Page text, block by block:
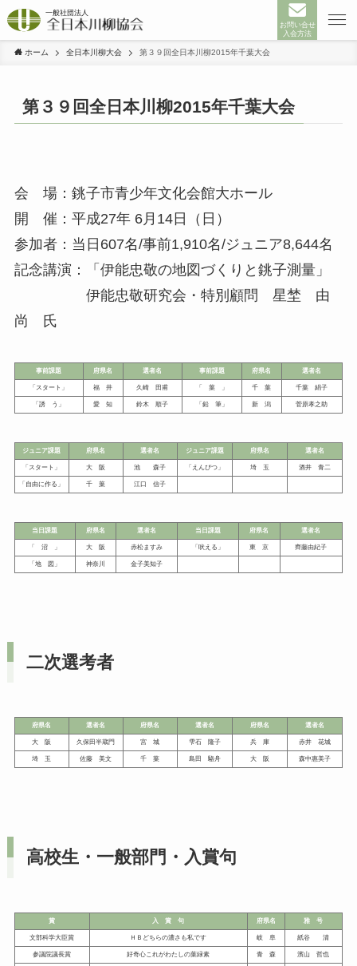
お問い合せ
入会方法
ホーム 全日本川柳大会 第３９回全日本川柳2015年千葉大会
第３９回全日本川柳2015年千葉大会
会 場：銚子市青少年文化会館大ホール
開 催：平成27年 6月14日（日）
参加者：当日607名/事前1,910名/ジュニア8,644名
記念講演：「伊能忠敬の地図づくりと銚子測量」
伊能忠敬研究会・特別顧問 星埜 由
尚 氏
事前課題 府県名 選者名 事前課題 府県名 選者名
「スタート」 福 井 久崎 田甫 「 葉 」 千 葉 千葉 絹子
「誘 う」 愛 知 鈴木 順子 「鉛 筆」 新 潟 菅原孝之助
ジュニア課題 府県名 選者名 ジュニア課題 府県名 選者名
「スタート」 大 阪 池 森子 「えんぴつ」 埼 玉 酒井 青二
「自由に作る」 千 葉 江口 信子
当日課題 府県名 選者名 当日課題 府県名 選者名
「 沼 」 大 阪 赤松ますみ 「吠える」 東 京 齊藤由紀子
「地 図」 神奈川 金子美知子
二次選考者
府県名 選者名 府県名 選者名 府県名 選者名
大 阪 久保田半蔵門 宮 城 雫石 隆子 兵 庫 赤井 花城
埼 玉 佐藤 美文 千 葉 島田 駱舟 大 阪 森中惠美子
高校生・ 一般部門・入賞句
賞 入 賞 句 府県名 雅 号
文部科学大臣賞 ＨＢどちらの濃さも私です 岐 阜 紙谷 清
参議院議長賞 好奇心これがわたしの葉緑素 青 森 濱山 哲也